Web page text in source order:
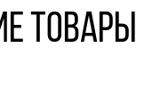
товары